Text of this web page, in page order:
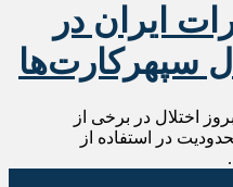
ایران در
سپهرکارت‌ها
اختلال در برخی از
در استفاده از